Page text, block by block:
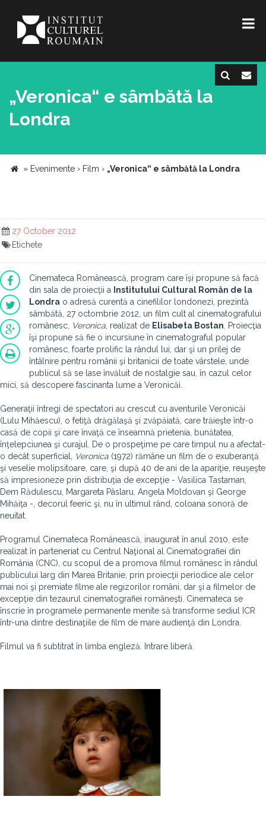
„Veronica“ e sâmbătă la
Londra
» Evenimente › Film › „Veronica“ e sâmbătă la Londra
27 October 2012
Etichete
Cinemateca Românească, program care își propune să facă
din sala de proiecţii a
Institutului Cultural Român de la
Londra o adresă curentă a cinefililor londonezi, prezintă
sâmbătă, 27 octombrie 2012, un film cult al cinematografului
românesc, Veronica , realizat de Elisabeta Bostan . Proiecţia
îşi propune să fie o incursiune în cinematograful popular
românesc, foarte prolific la rândul lui, dar şi un prilej de
întâlnire pentru românii şi britanicii de toate vârstele, unde
publicul să se lase învăluit de nostalgie sau, în cazul celor
mici, să descopere fascinanta lume a Veronicăi.
Generaţii întregi de spectatori au crescut cu aventurile Veronicăi
(Lulu Mihăescu), o fetiţă drăgălaşă şi zvăpăiată, care trăieşte într-o
casă de copii şi care învaţă ce înseamnă prietenia, bunătatea,
înţelepciunea şi curajul. De o prospeţime pe care timpul nu a afectat-
o decât superficial,
Veronica (1972) rămâne un film de o exuberanţă
şi veselie molipsitoare, care, şi după 40 de ani de la apariţie, reuşeşte
să impresioneze prin distribuţia de excepţie - Vasilica Tastaman,
Dem Rădulescu, Margareta Pâslaru, Angela Moldovan şi George
Mihăiţa -, decorul feeric şi, nu în ultimul rând, coloana sonoră de
neuitat.
Programul Cinemateca Românească, inaugurat în anul 2010, este
realizat în parteneriat cu Centrul Naţional al Cinematografiei din
România (CNC), cu scopul de a promova filmul românesc în rândul
publicului larg din Marea Britanie, prin proiecţii periodice ale celor
mai noi şi premiate filme ale regizorilor români, dar şi a filmelor de
excepţie din tezaurul cinematografiei româneşti. Cinemateca se
înscrie în programele permanente menite să transforme sediul ICR
într-una dintre destinaţiile de film de mare audienţă din Londra.
Filmul va fi subtitrat în limba engleză. Intrare liberă.